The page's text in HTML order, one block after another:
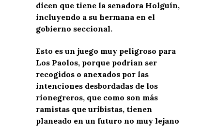
dicen que tiene la senadora Holguín,
incluyendo a su hermana en el
gobierno seccional.
Esto es un juego muy peligroso para
Los Paolos, porque podrían ser
recogidos o anexados por las
intenciones desbordadas de los
rionegreros, que como son más
ramistas que uribistas, tienen
planeado en un futuro no muy lejano